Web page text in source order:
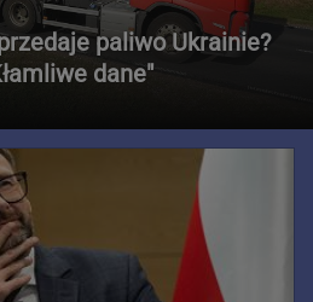
paliwo Ukrainie?
dane"